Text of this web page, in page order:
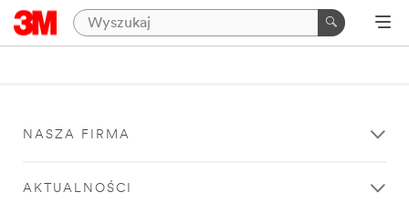
NASZA FIRMA
AKTUALNOŚCI